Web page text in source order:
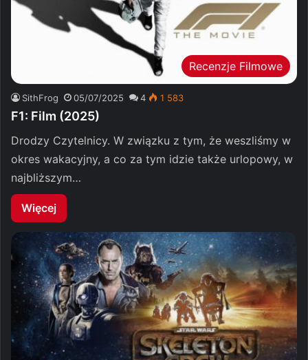
Recenzje Filmowe
SithFrog 05/07/2025 4 1 583
F1: Film (2025)
Drodzy Czytelnicy. W związku z tym, że weszliśmy w
okres wakacyjny, a co za tym idzie także urlopowy, w
najbliższym…
Więcej